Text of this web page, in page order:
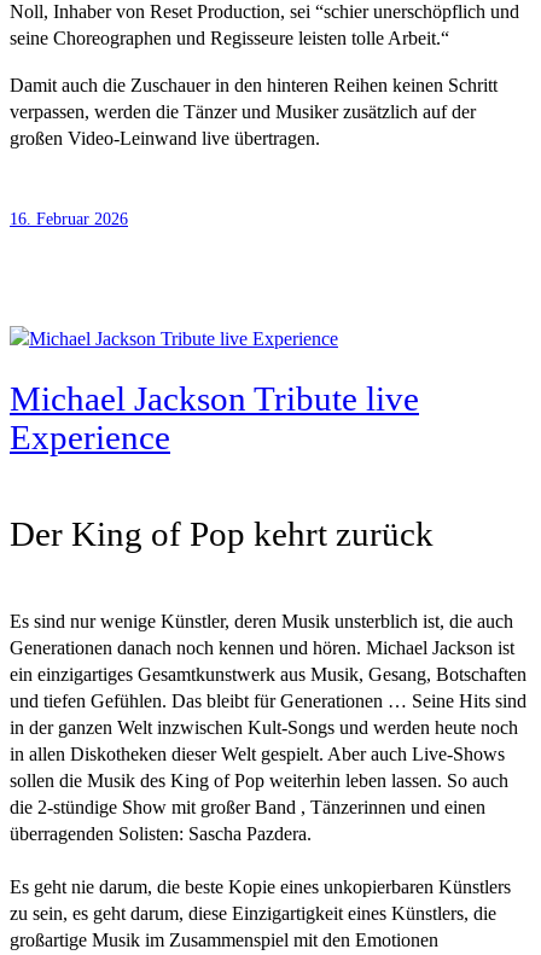
Noll, Inhaber von Reset Production, sei “schier unerschöpflich und
seine Choreographen und Regisseure leisten tolle Arbeit.“
Damit auch die Zuschauer in den hinteren Reihen keinen Schritt
verpassen, werden die Tänzer und Musiker zusätzlich auf der
großen Video-Leinwand live übertragen.
16. Februar 2026
Michael Jackson Tribute live
Experience
Der King of Pop kehrt zurück
Es sind nur wenige Künstler, deren Musik unsterblich ist, die auch
Generationen danach noch kennen und hören. Michael Jackson ist
ein einzigartiges Gesamtkunstwerk aus Musik, Gesang, Botschaften
und tiefen Gefühlen. Das bleibt für Generationen … Seine Hits sind
in der ganzen Welt inzwischen Kult-Songs und werden heute noch
in allen Diskotheken dieser Welt gespielt. Aber auch Live-Shows
sollen die Musik des King of Pop weiterhin leben lassen. So auch
die 2-stündige Show mit großer Band , Tänzerinnen und einen
überragenden Solisten: Sascha Pazdera.
Es geht nie darum, die beste Kopie eines unkopierbaren Künstlers
zu sein, es geht darum, diese Einzigartigkeit eines Künstlers, die
großartige Musik im Zusammenspiel mit den Emotionen